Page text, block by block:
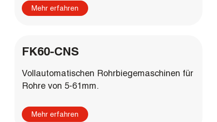
Mehr erfahren
FK60-CNS
Vollautomatischen Rohrbiegemaschinen für
Rohre von 5-61mm.
Mehr erfahren